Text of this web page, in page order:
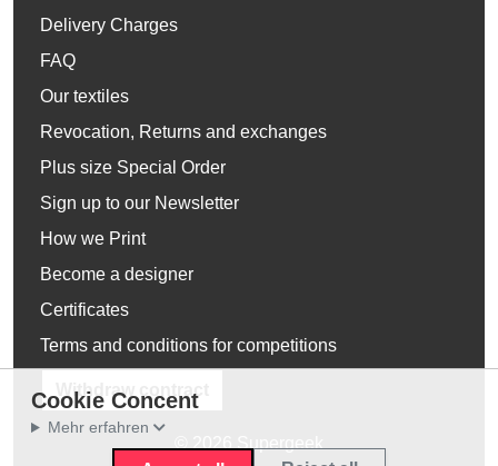
Delivery Charges
FAQ
Our textiles
Revocation, Returns and exchanges
Plus size Special Order
Sign up to our Newsletter
How we Print
Become a designer
Certificates
Terms and conditions for competitions
Withdraw contract
Cookie Concent
Mehr erfahren